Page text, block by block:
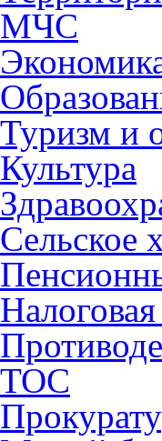
МЧС
Туризм и
Культура
Сельское
ТОС